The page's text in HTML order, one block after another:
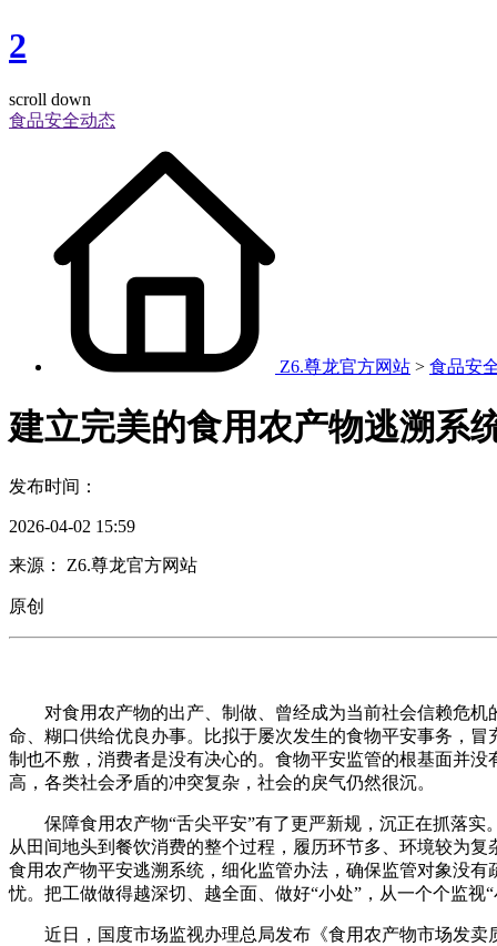
2
scroll down
食品安全动态
Z6.尊龙官方网站 > 食品安
建立完美的食用农产物逃溯系
发布时间：
2026-04-02 15:59
来源： Z6.尊龙官方网站
原创
对食用农产物的出产、制做、曾经成为当前社会信赖危机
命、糊口供给优良办事。比拟于屡次发生的食物平安事务，
制也不敷，消费者是没有决心的。食物平安监管的根基面并
高，各类社会矛盾的冲突复杂，社会的戾气仍然很沉。
保障食用农产物“舌尖平安”有了更严新规，沉正在抓落实
从田间地头到餐饮消费的整个过程，履历环节多、环境较为
食用农产物平安逃溯系统，细化监管办法，确保监管对象没
忧。把工做做得越深切、越全面、做好“小处”，从一个个监
近日，国度市场监视办理总局发布《食用农产物市场发卖